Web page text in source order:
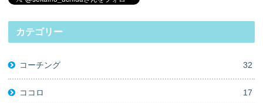
カテゴリー
コーチング 32
ココロ 17